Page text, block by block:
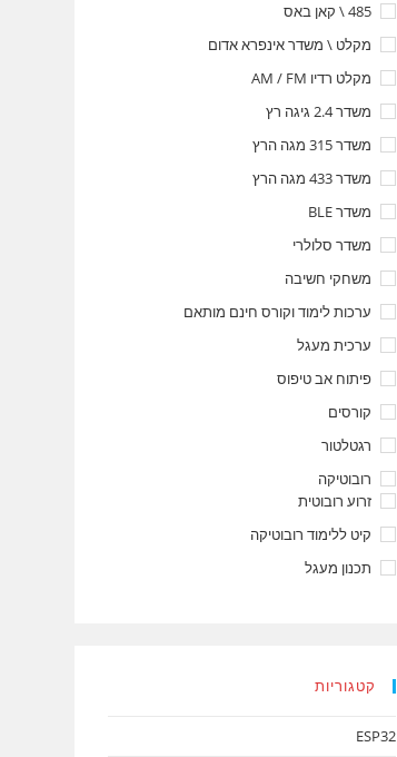
485 \ קאן באס
מקלט \ משדר אינפרא אדום
מקלט רדיו AM / FM
משדר 2.4 גיגה רץ
משדר 315 מגה הרץ
משדר 433 מגה הרץ
משדר BLE
משדר סלולרי
משחקי חשיבה
ערכות לימוד וקורס חינם מותאם
ערכית מעגל
פיתוח אב טיפוס
קורסים
רגטלטור
רובוטיקה
זרוע רובוטית
קיט ללימוד רובוטיקה
תכנון מעגל
קטגוריות
ESP32